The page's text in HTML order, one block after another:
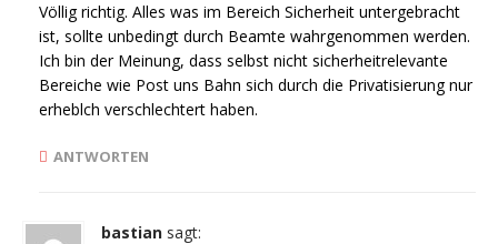
Völlig richtig. Alles was im Bereich Sicherheit untergebracht
ist, sollte unbedingt durch Beamte wahrgenommen werden.
Ich bin der Meinung, dass selbst nicht sicherheitrelevante
Bereiche wie Post uns Bahn sich durch die Privatisierung nur
erheblch verschlechtert haben.
ANTWORTEN
bastian sagt: